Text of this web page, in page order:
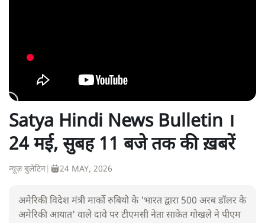
Satya Hindi News Bulletin ।
24 मई, सुबह 11 बजे तक की ख़बरें
न्यूज़ बुलेटिन 24 MAY, 2026
अमेरिकी विदेश मंत्री मार्को रुबियो के 'भारत द्वारा 500 अरब डॉलर के
अमेरिकी आयात' वाले दावे पर टीएमसी नेता साकेत गोखले ने पीएम